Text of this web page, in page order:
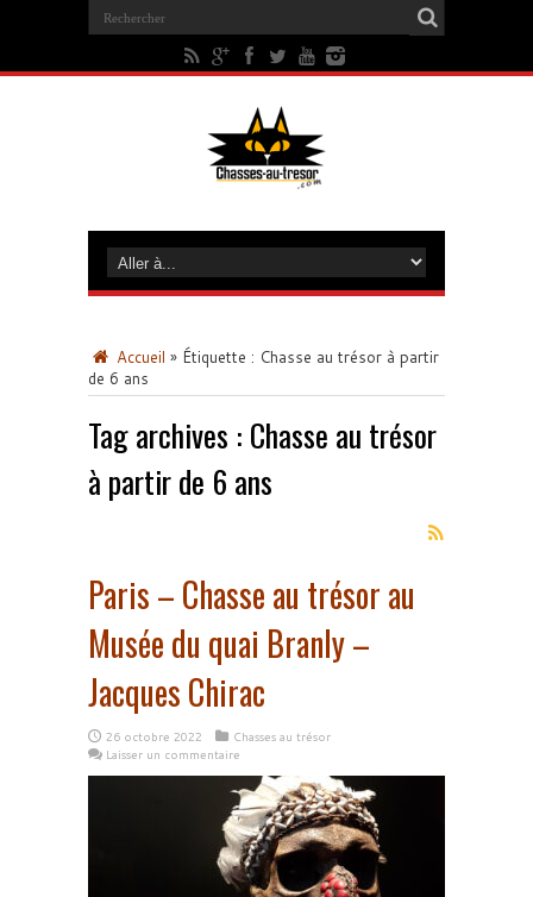
Accueil » Étiquette : Chasse au trésor à partir
de 6 ans
Tag archives : Chasse au trésor
à partir de 6 ans
Paris – Chasse au trésor au
Musée du quai Branly –
Jacques Chirac
26 octobre 2022
Chasses au trésor
Laisser un commentaire